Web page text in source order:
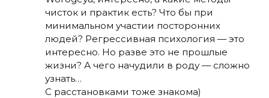
чисток и практик есть? Что бы при
минимальном участии посторонних
людей? Регрессивная психология — это
интересно. Но разве это не прошлые
жизни? А чего начудили в роду — сложно
узнать…
С расстановками тоже знакома)